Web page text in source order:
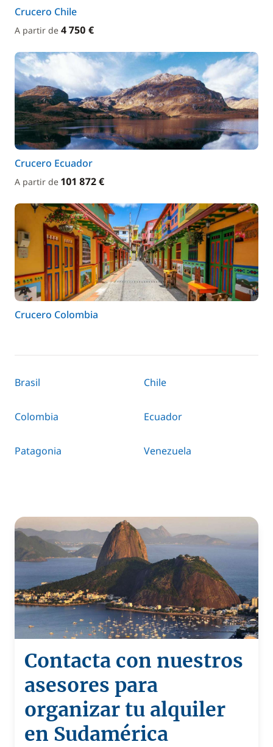
Crucero Chile
A partir de 4 750 €
Crucero Ecuador
A partir de 101 872 €
Crucero Colombia
Brasil Chile
Colombia Ecuador
Patagonia Venezuela
Contacta con nuestros
asesores para
organizar tu alquiler
en Sudamérica